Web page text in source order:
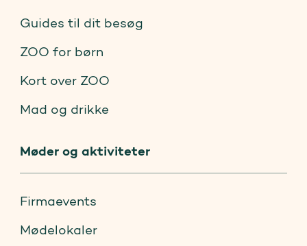
Guides til dit besøg
ZOO for børn
Kort over ZOO
Mad og drikke
Møder og aktiviteter
Firmaevents
Mødelokaler